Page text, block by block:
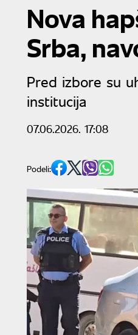
Nova
Srba,
Pred izbore su
institucija
07.06.2026. 17:08
Podeli: